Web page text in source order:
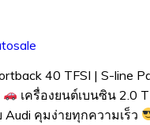
40 TFSI | S-line
เครื่องยนต์เบนซิน 2.0
คุมง่ายทุกความเร็ว